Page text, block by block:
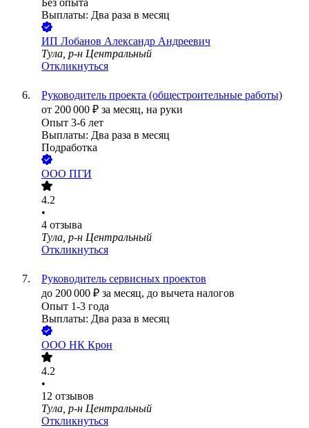
Без опыта
Выплаты: Два раза в месяц
ИП Лобанов Александр Андреевич
Тула, р-н Центральный
Откликнуться
Руководитель проекта (общестроительные работы)
от 200 000 ₽ за месяц, на руки
Опыт 3-6 лет
Выплаты: Два раза в месяц
Подработка
ООО ПГИ
4.2
•
4 отзыва
Тула, р-н Центральный
Откликнуться
Руководитель сервисных проектов
до 200 000 ₽ за месяц, до вычета налогов
Опыт 1-3 года
Выплаты: Два раза в месяц
ООО НК Крон
4.2
•
12 отзывов
Тула, р-н Центральный
Откликнуться